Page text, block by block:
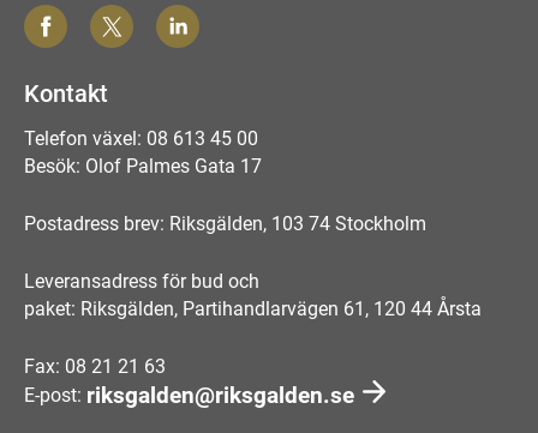
Kontakt
Telefon växel: 08 613 45 00
Besök: Olof Palmes Gata 17
Postadress brev: Riksgälden, 103 74 Stockholm
Leveransadress för bud och
paket: Riksgälden, Partihandlarvägen 61, 120 44 Årsta
Fax: 08 21 21 63
E-post: riksgalden@riksgalden.se